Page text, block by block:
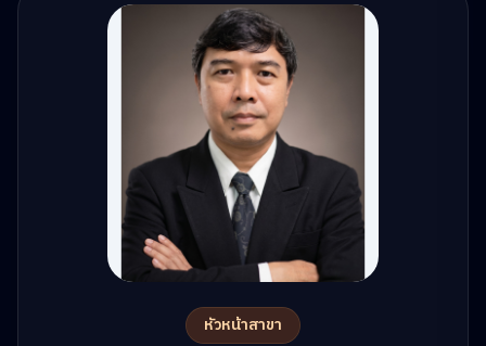
หัวหน้าสาขา